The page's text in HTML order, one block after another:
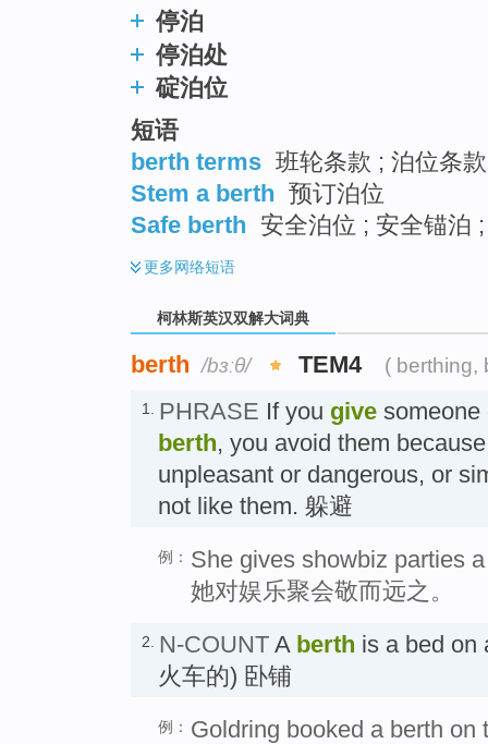
停泊
停泊处
碇泊位
短语
berth terms 班轮条款 ; 泊位条
Stem a berth 预订泊位
Safe berth 安全泊位 ; 安全锚泊
更多网络短语
柯林斯英汉双解大词典
berth /bɜːθ/ TEM4 ( berthing,
1. PHRASE If you give
berth, you avoid them
unpleasant or dangerous, or
not like them. 躲避
例： She gives showbiz parties
她对娱乐聚会敬而远之。
2. N-COUNT A berth is a bed on
火车的) 卧铺
例： Goldring booked a berth on